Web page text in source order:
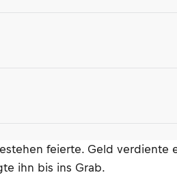
feierte. Geld verdiente
ihn bis ins Grab.